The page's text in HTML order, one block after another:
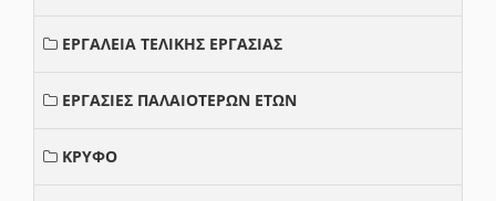
ΕΡΓΑΛΕΙΑ ΤΕΛΙΚΗΣ ΕΡΓΑΣΙΑΣ
ΕΡΓΑΣΙΕΣ ΠΑΛΑΙΟΤΕΡΩΝ ΕΤΩΝ
ΚΡΥΦΟ